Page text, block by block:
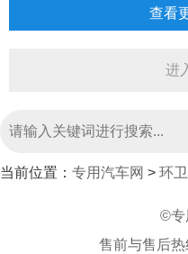
查看
进
当前位置： 专用汽车网 > 环
©专
售前与售后热